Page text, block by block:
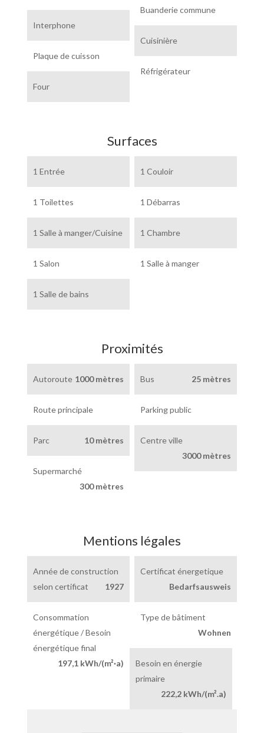
Buanderie commune
Interphone
Cuisinière
Plaque de cuisson
Réfrigérateur
Four
Surfaces
1 Entrée 1 Couloir
1 Toilettes 1 Débarras
1 Salle à manger/Cuisine 1 Chambre
1 Salon 1 Salle à manger
1 Salle de bains
Proximités
Autoroute 1000 mètres Bus 25 mètres
Route principale Parking public
Parc 10 mètres
Centre ville
3000 mètres
Supermarché
300 mètres
Mentions légales
Année de construction
selon certificat
1927
Certificat énergetique
Bedarfsausweis
Consommation
énergétique / Besoin
énergétique final
197,1 kWh/(m²·a)
Type de bâtiment
Wohnen
Besoin en énergie
primaire
222,2 kWh/(m².a)